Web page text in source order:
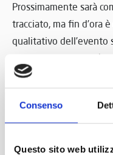
Consenso
Questo sito web
Prossimamente sarà
tracciato, ma fin d’ora
qualitativo dell’evento
partenza, che avverrà
nella sempre
da dove i partecipanti
circa 250 chilometri,
panorami ma anche
ad iniziare dagli hotel